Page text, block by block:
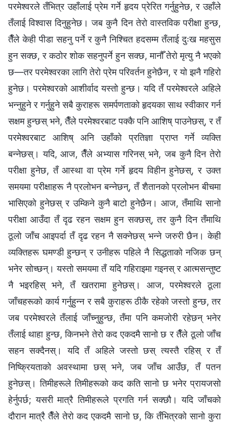
परमेश्‍वरले तँभित्र उहाँलाई प्रेम गर्ने हृदय प्रेरित गर्नुहुनेछ, र उहाँले
तँलाई विश्‍वास दिनुहुनेछ। जब कुनै दिन तेरो वास्तविक परीक्षा हुन्छ,
तैँले केही पीडा सहनु पर्ने र कुनै निश्‍चित हदसम्म तँलाई दुःख महसुस
हुन सक्छ, र कठोर शोक सहनुपर्ने हुन सक्छ, मानौँ तेरो मृत्यु नै भएको
छ—तर परमेश्‍वरका लागि तेरो प्रेम परिवर्तन हुनेछैन, र यो झनै गहिरो
हुनेछ। परमेश्‍वरको आशीर्वाद यस्तो हुन्छ। यदि तँ परमेश्‍वरले अहिले
भन्नुहुने र गर्नुहुने सबै कुराहरू समर्पणताको हृदयका साथ स्वीकार गर्न
सक्षम हुन्छस् भने, तैँले परमेश्‍वरबाट पक्कै पनि आशिष् पाउनेछस्, र तँ
परमेश्‍वरबाट आशिष् अनि उहाँको प्रतिज्ञा प्राप्त गर्ने व्यक्ति
बन्‍नेछस्। यदि, आज, तैँले अभ्यास गरिनस् भने, जब कुनै दिन तेरो
परीक्षा हुनेछ, तँ आस्था वा प्रेम गर्ने हृदय विहीन हुनेछस्, र उक्त
समयमा परीक्षाहरू नै प्रलोभन बन्नेछन्, तँ शैतानको प्रलोभन बीचमा
भासिएको हुनेछस् र उम्किने कुनै बाटो हुनेछैन। आज, तँमाथि सानो
परीक्षा आउँदा तँ दृढ रहन सक्षम हुन सक्छस्, तर कुनै दिन तँमाथि
ठूलो जाँच आइपर्दा तँ दृढ रहन नै सक्नेछस् भन्‍ने जरुरी छैन। केही
व्यक्तिहरू घमण्डी हुन्छन् र उनीहरू पहिले नै सिद्धताको नजिक छन्
भनेर सोच्छन्। यस्तो समयमा तँ यदि गहिराइमा गइनस् र आत्मसन्तुष्ट
नै भइरहिस् भने, तँ खतरामा हुनेछस्। आज, परमेश्‍वरले ठूला
जाँचहरूको कार्य गर्नुहुन्न र सबै कुराहरू ठीकै रहेको जस्तो हुन्छ, तर
जब परमेश्‍वरले तँलाई जाँच्नुहुन्छ, तँमा पनि कमजोरी रहेछन् भनेर
तँलाई थाहा हुन्छ, किनभने तेरो कद एकदमै सानो छ र तैँले ठूलो जाँच
सहन सक्दैनस्। यदि तँ अहिले जस्तो छस् त्यस्तै रहिस् र तँ
निष्क्रियताको अवस्थामा छस् भने, जब जाँच आउँछ, तँ पतन
हुनेछस्। तिमीहरूले तिमीहरूको कद कति सानो छ भनेर प्रायजसो
हेर्नुपर्छ; यसरी मात्रै तिमीहरूले प्रगति गर्न सक्छौ। यदि जाँचको
दौरान मात्रै तैँले तेरो कद एकदमै सानो छ, कि तँभित्रको सानो कुरा